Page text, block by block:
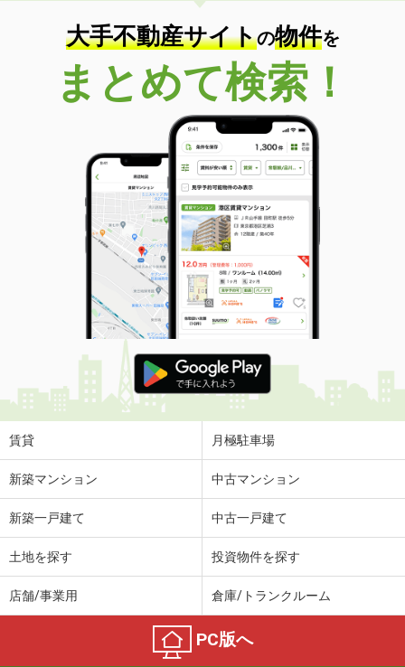
大手不動産サイトの物件を
まとめて検索！
賃貸 月極駐車場
新築マンション 中古マンション
新築一戸建て 中古一戸建て
土地を探す 投資物件を探す
店舗/事業用 倉庫/トランクルーム
PC版へ